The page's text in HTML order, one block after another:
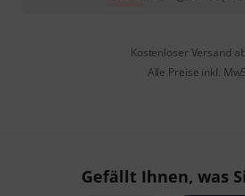
Kostenloser Versand
Alle Preise inkl.
Gefällt Ihnen, was